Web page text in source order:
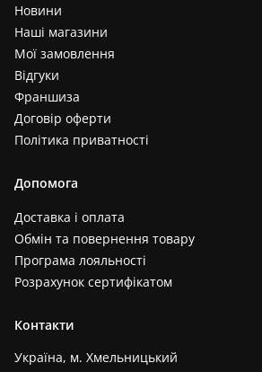
Новини
Наші магазини
Мої замовлення
Відгуки
Франшиза
Договір оферти
Політика приватності
Допомога
Доставка і оплата
Обмін та повернення товару
Програма лояльності
Розрахунок сертифікатом
Контакти
Україна, м. Хмельницький